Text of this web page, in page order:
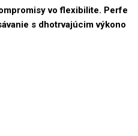
vo flexibilite. Perfe
s dhotrvajúcim výkono